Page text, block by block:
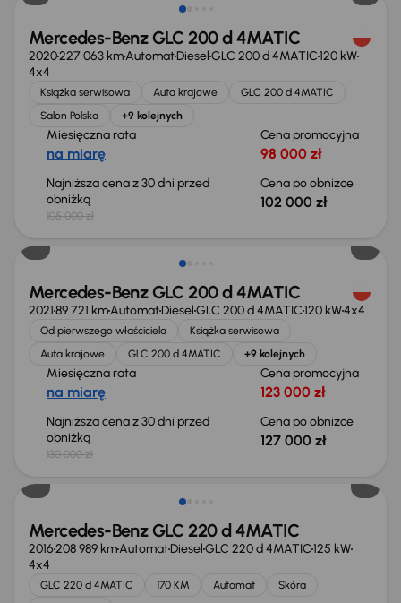
Mercedes-Benz GLC 200 d 4MATIC
2020227 063 kmAutomatDieselGLC 200 d 4MATIC120 kW
4x4
Książka serwisowa Auta krajowe
GLC 200 d 4MATIC
Salon Polska
+9 kolejnych
Miesięczna rata
na miarę
Cena promocyjna
98 000 zł
Najniższa cena z 30 dni przed
obniżką
105 000 zł
Cena po obniżce
102 000 zł
Taniej o 3 000 zł
Mercedes-Benz GLC 200 d 4MATIC
202189 721 kmAutomatDieselGLC 200 d 4MATIC120 kW4x4
Od pierwszego właściciela
Książka serwisowa
Auta krajowe
GLC 200 d 4MATIC +9 kolejnych
Miesięczna rata
na miarę
Cena promocyjna
123 000 zł
Najniższa cena z 30 dni przed
obniżką
130 000 zł
Cena po obniżce
127 000 zł
Mercedes-Benz GLC 220 d 4MATIC
2016208 989 kmAutomatDieselGLC 220 d 4MATIC125 kW
4x4
GLC 220 d 4MATIC 170 KM Automat
Skóra